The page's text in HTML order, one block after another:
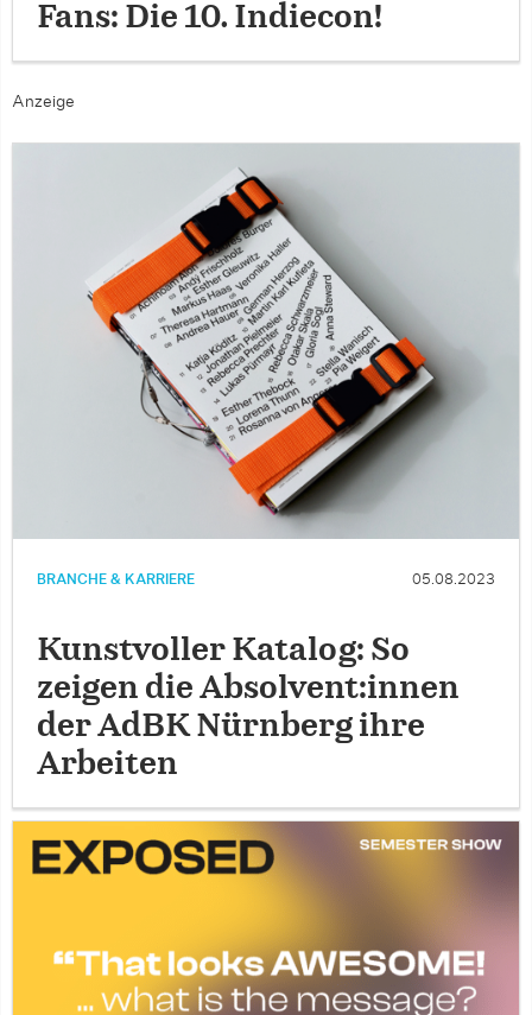
Fans: Die 10. Indiecon!
Anzeige
BRANCHE & KARRIERE 05.08.2023
Kunstvoller Katalog: So
zeigen die Absolvent:innen
der AdBK Nürnberg ihre
Arbeiten